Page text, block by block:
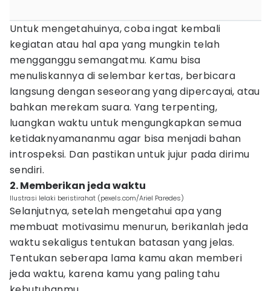
Untuk mengetahuinya, coba ingat kembali
kegiatan atau hal apa yang mungkin telah
mengganggu semangatmu. Kamu bisa
menuliskannya di selembar kertas, berbicara
langsung dengan seseorang yang dipercayai, atau
bahkan merekam suara. Yang terpenting,
luangkan waktu untuk mengungkapkan semua
ketidaknyamananmu agar bisa menjadi bahan
introspeksi. Dan pastikan untuk jujur pada dirimu
sendiri.
2. Memberikan jeda waktu
Ilustrasi lelaki beristirahat (pexels.com/Ariel Paredes)
Selanjutnya, setelah mengetahui apa yang
membuat motivasimu menurun, berikanlah jeda
waktu sekaligus tentukan batasan yang jelas.
Tentukan seberapa lama kamu akan memberi
jeda waktu, karena kamu yang paling tahu